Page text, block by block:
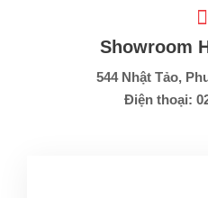
Showroom
544 Nhật Tảo,
Điện thoại: